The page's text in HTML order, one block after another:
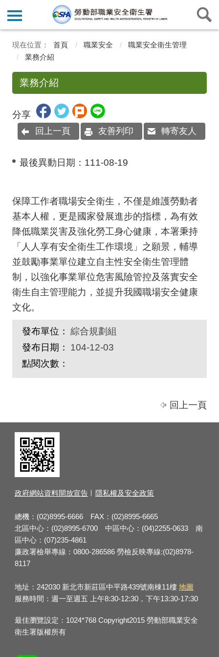
首頁 職業安全
職業安全衛生管理
業務介紹
業務介紹
分享
回上一頁 友善列印 轉寄友人
最後異動日期： 111-08-19
保障工作者職場安全衛生，不僅是維護勞動者
基本人權，更是國家發展進步的指標，為有效
降低職業災害及強化勞工身心健康，本署秉持
「人人享有安全衛生工作環境」之願景，輔導
並鼓勵事業單位建立自主性安全衛生管理體
制，以強化事業單位危害風險管控及落實安全
衛生自主管理能力，並提升我國職場安全健康
文化。
發布單位： 綜合規劃組
發布日期：
104-12-03
點閱次數：
回上一頁
政府網站資料開放宣告 隱私權及安全政策
總機：(02)8995-6666 FAX：(02)8995-6665
北區中心：(02)8995-6700 中區中心：(04)2255-0633 南
區中心：(07)235-4861
廉政署檢舉專線：0800-286586 勞檢反映專線:(02)8978-
8117
地址：242030 新北市新莊區中平路439號南棟11樓 地圖
服務時間：週一至週五 上午8:30-12:30，下午13:30-17:30
最佳瀏覽設定：1024*768 Copyright2015 勞動部職業安全
衛生署版權所有